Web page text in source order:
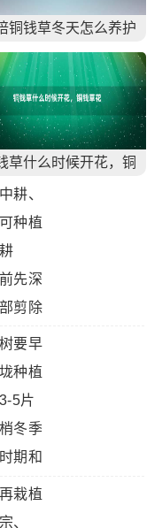
铜钱草冬天怎么养护
草什么时候开花，铜
花期多长时间（四个
耕、
种植
先深
剪除
要早
种植
豆
5片
冬季
期和
栽植
、